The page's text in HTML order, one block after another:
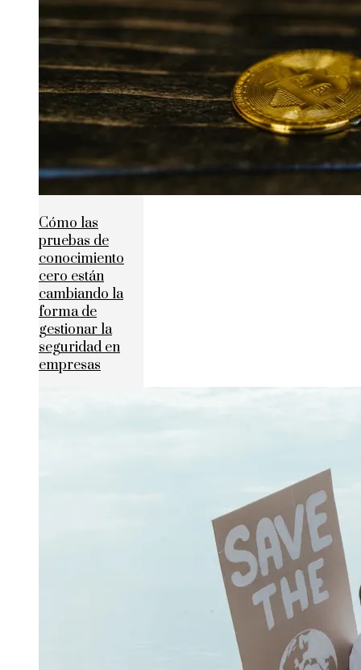
Cómo las
pruebas de
conocimiento
cero están
cambiando la
forma de
gestionar la
seguridad en
empresas